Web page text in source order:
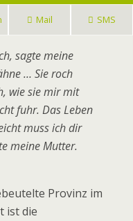
Mail SMS
sagte meine
… Sie roch
wie sie mir mit
fuhr. Das Leben
muss ich dir
meine Mutter.
Provinz im
ist die